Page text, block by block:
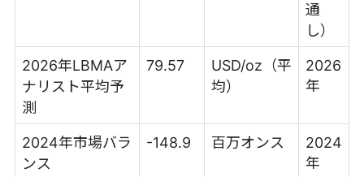
通
し）
2026年LBMAア
ナリスト平均予
測
79.57
USD/oz（平
均）
2026
年
2024年市場バラ
ンス
-148.9 百万オンス
2024
年